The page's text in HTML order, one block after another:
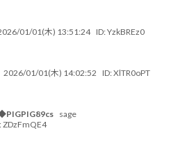
01/01(木) 13:51:24 ID:YzkBREz0
2026/01/01(木) 14:02:52 ID:XlTR0oPT
sage
ZDzFmQE4